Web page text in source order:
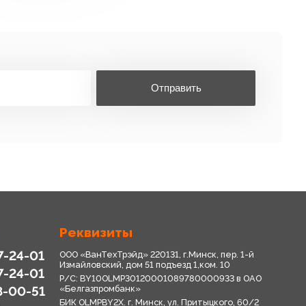
Отправить
24-01
24-01
00-51
Реквизиты
ООО «ВанТехТрэйд» 220131, г.Минск, пер. 1-й
Измайловский, дом 51 подъезд 1,ком. 10
Р/С: BY10OLMP30120001089780000933 в OАО
«Белгазпромбанк»
БИК OLMPBY2X. г. Минск, ул. Притыцкого, 60/2